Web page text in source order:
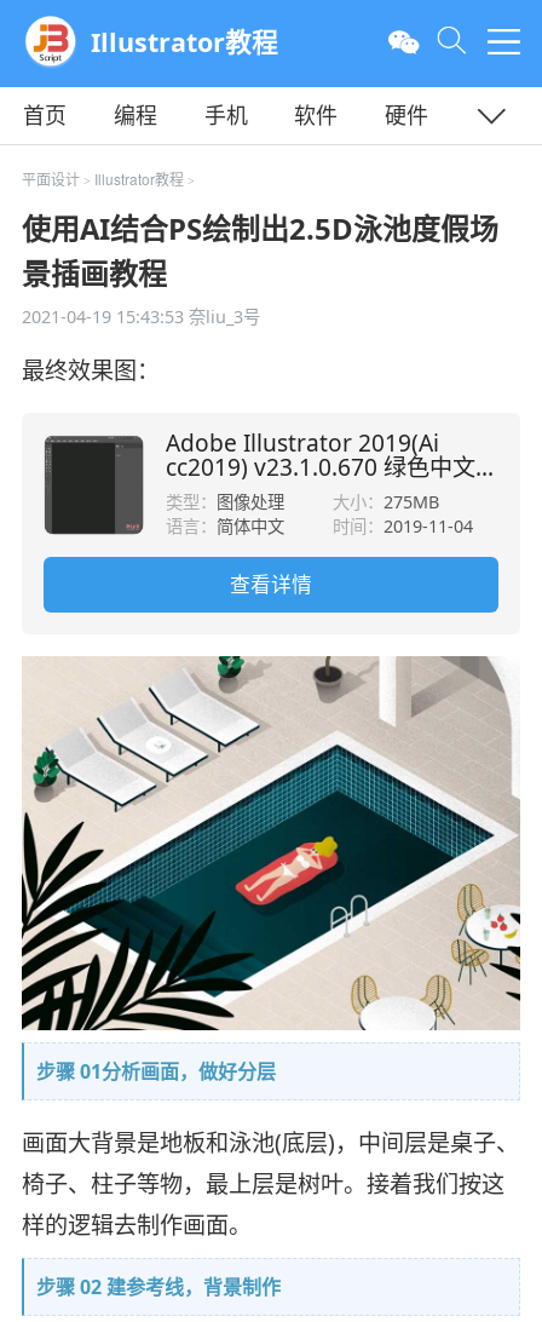
Illustrator教程
首页 编程 手机 软件
硬件
教程
平面
平面设计> Illustrator教程 >
使用AI结合PS绘制出2.5D泳池度假场
景插画教程
2021-04-19 15:43:53奈liu_3号
最终效果图：
Adobe Illustrator 2019(Ai
cc2019) v23.1.0.670 绿色中文
版 64位
类型： 图像处理 大小： 275MB
语言： 简体中文 时间： 2019-11-04
查看详情
步骤 01分析画面，做好分层
画面大背景是地板和泳池(底层)，中间层是桌子、
椅子、柱子等物，最上层是树叶。接着我们按这
样的逻辑去制作画面。
步骤 02 建参考线，背景制作